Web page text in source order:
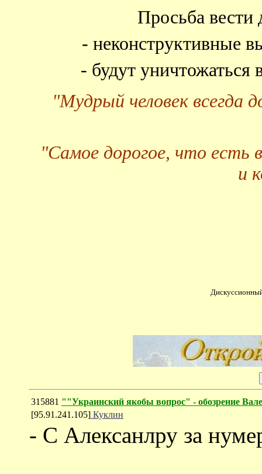
Просьба вести
- неконструктивные
- будут
"Мудрый человек всегда
"Самое дорогое, что есть
и
315881 ""Украинский якобы вопрос" - обозрение
[95.91.241.105] Куклин
- С Алексанлру за